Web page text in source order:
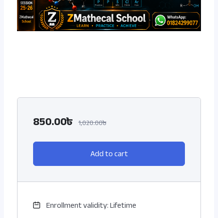
850.00৳ 1,020.00৳
Add to cart
Enrollment validity: Lifetime